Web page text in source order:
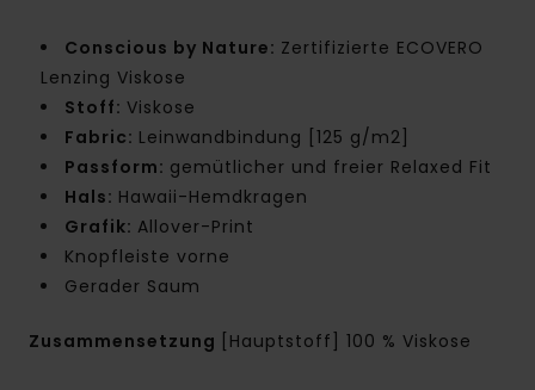
Conscious by Nature: Zertifizierte ECOVERO
Lenzing Viskose
Stoff: Viskose
Fabric: Leinwandbindung [125 g/m2]
Passform: gemütlicher und freier Relaxed Fit
Hals: Hawaii-Hemdkragen
Grafik: Allover-Print
Knopfleiste vorne
Gerader Saum
Zusammensetzung [Hauptstoff] 100 % Viskose